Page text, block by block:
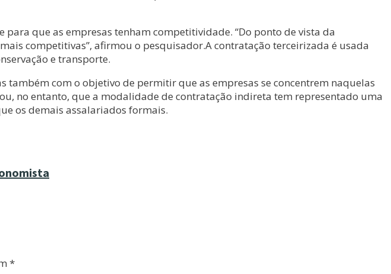
que as empresas tenham competitividade. “Do ponto de vista da
competitivas”, afirmou o pesquisador.A contratação terceirizada é usada
e transporte.
também com o objetivo de permitir que as empresas se concentrem naquelas
no entanto, que a modalidade de contratação indireta tem representado uma
os demais assalariados formais.
*